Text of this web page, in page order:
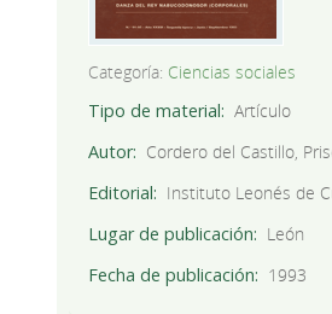
Categoría: Ciencias sociales
Tipo de material
Artículo
Autor
Cordero del Castillo,
Editorial
Instituto Leonés de
Lugar de publicación
León
Fecha de publicación
1993